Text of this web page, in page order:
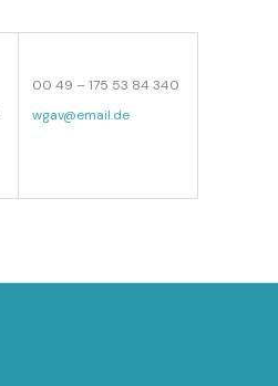
00 49 – 175 53 84 340
wgav@email.de